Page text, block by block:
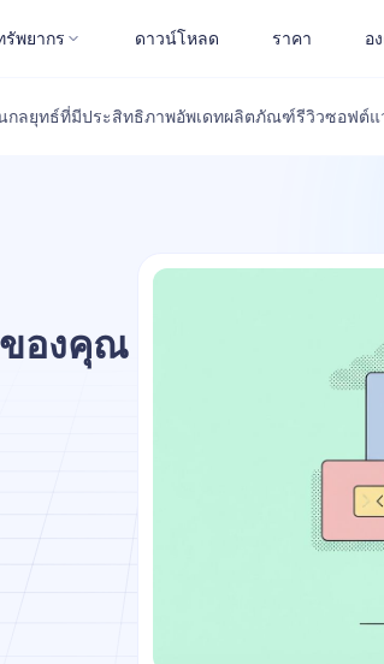
รัพยากร ดาวน์โหลด ราคา อ
กลยุทธ์ที่มีประสิทธิภาพอัพเดทผลิตภัณฑ์รีวิวซอฟต์แ
องคุณ